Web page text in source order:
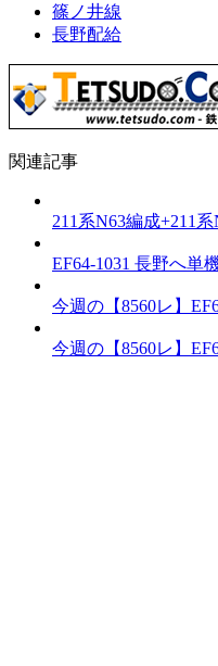
篠ノ井線
長野配給
関連記事
211系N63編成+211系
EF64-1031 長野へ単
今週の【8560レ】
今週の【8560レ】